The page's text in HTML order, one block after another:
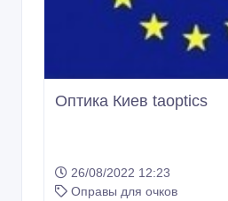
Оптика Киев taoptics
26/08/2022 12:23
Оправы для очков